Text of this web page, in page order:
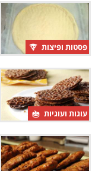
פסטות ופיצות
עוגות ועוגיות